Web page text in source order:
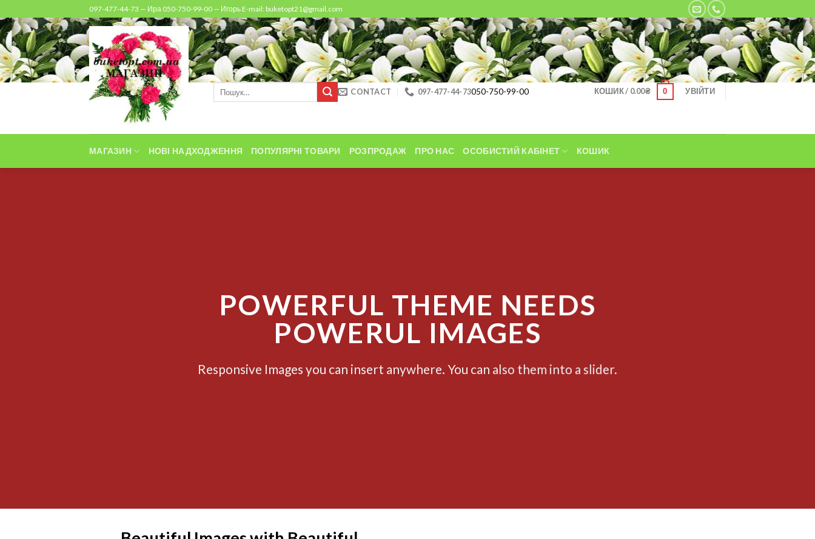
to
content
097-477-44-73 — Ира 050-750-99-00 — Игорь E-mail: buketopt21@gmail.com
Шукати: CONTACT 097-477-44-73050-750-99-00 КОШИК / 0.00₴ 0 УВІЙТИ
МАГАЗИН НОВІ НАДХОДЖЕННЯ ПОПУЛЯРНІ ТОВАРИ РОЗПРОДАЖ ПРО НАС ОСОБИСТИЙ КАБІНЕТ КОШИК
POWERFUL THEME NEEDS
POWERUL IMAGES
Responsive Images you can insert anywhere. You can also them into a slider.